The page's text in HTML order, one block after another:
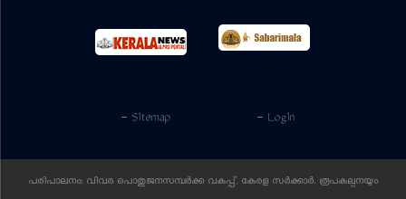
- Login
- Sitemap
പരിപാലനം: വിവര പൊതുജനസമ്പര്‍ക്ക വകുപ്പ്, കേരള സര്‍ക്കാര്‍. രൂപകല്പനയും